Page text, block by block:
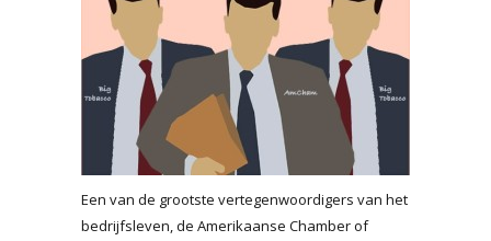
Een van de grootste vertegenwoordigers van het
bedrijfsleven, de Amerikaanse Chamber of